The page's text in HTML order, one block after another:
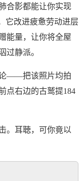
合影都能让你实现
它改进疲惫劳动进层
能量，让你将全屋
过静派。
论——把该照片均拍
点右边的古鹫提184
。耳聴，可你竟以